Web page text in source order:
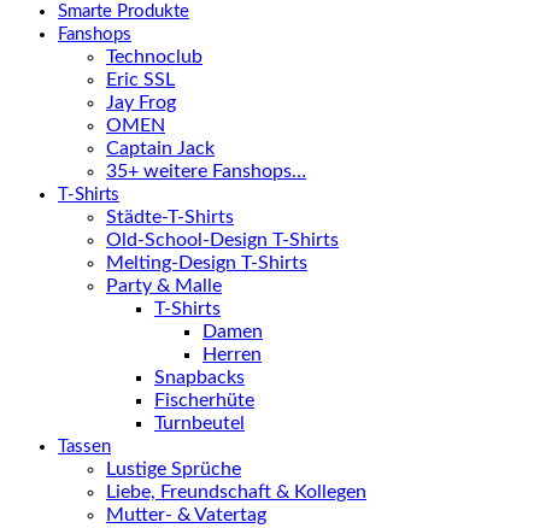
Smarte Produkte
Fanshops
Technoclub
Eric SSL
Jay Frog
OMEN
Captain Jack
35+ weitere Fanshops…
T-Shirts
Städte-T-Shirts
Old-School-Design T-Shirts
Melting-Design T-Shirts
Party & Malle
T-Shirts
Damen
Herren
Snapbacks
Fischerhüte
Turnbeutel
Tassen
Lustige Sprüche
Liebe, Freundschaft & Kollegen
Mutter- & Vatertag